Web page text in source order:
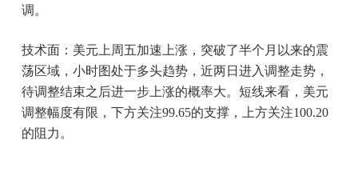
调。
技术面：美元上周五加速上涨，突破了半个月以来的震
荡区域，小时图处于多头趋势，近两日进入调整走势，
待调整结束之后进一步上涨的概率大。短线来看，美元
调整幅度有限，下方关注99.65的支撑，上方关注100.20
的阻力。